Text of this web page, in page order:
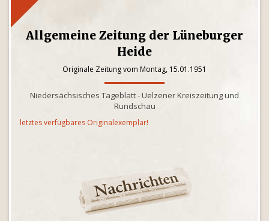
Allgemeine Zeitung der Lüneburger
Heide
Originale Zeitung vom Montag, 15.01.1951
Niedersächsisches Tageblatt - Uelzener Kreiszeitung und
Rundschau
letztes verfügbares Originalexemplar!